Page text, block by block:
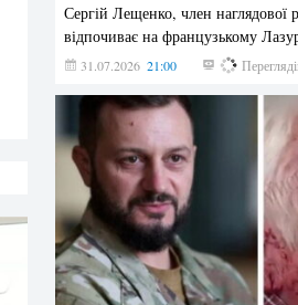
Сергій Лещенко, член наглядової
відпочиває на французькому
31.07.2026 21:00 211